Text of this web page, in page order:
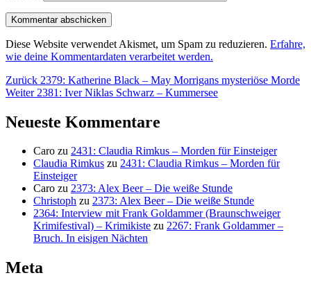
Diese Website verwendet Akismet, um Spam zu reduzieren. Erfahre,
wie deine Kommentardaten verarbeitet werden.
Beitragsnavigation
Zurück Vorheriger
Beitrag:
2379: Katherine Black – May Morrigans mysteriöse Morde
Weiter Nächster
2381: Iver Niklas Schwarz – Kummersee
Neueste Kommentare
Caro zu 2431: Claudia Rimkus – Morden für Einsteiger
Claudia Rimkus zu 2431: Claudia Rimkus – Morden für
Einsteiger
Caro zu 2373: Alex Beer – Die weiße Stunde
Christoph zu 2373: Alex Beer – Die weiße Stunde
2364: Interview mit Frank Goldammer (Braunschweiger
Krimifestival) – Krimikiste zu 2267: Frank Goldammer –
Bruch. In eisigen Nächten
Meta